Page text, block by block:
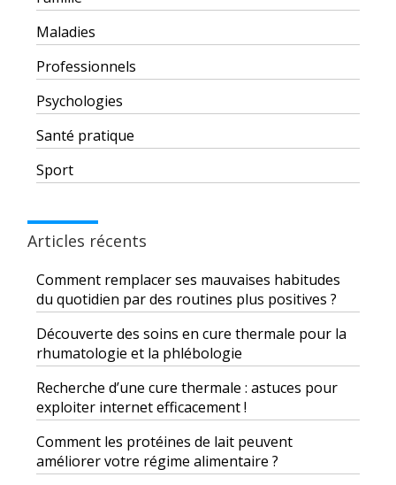
Maladies
Professionnels
Psychologies
Santé pratique
Sport
Articles récents
Comment remplacer ses mauvaises habitudes
du quotidien par des routines plus positives ?
Découverte des soins en cure thermale pour la
rhumatologie et la phlébologie
Recherche d’une cure thermale : astuces pour
exploiter internet efficacement !
Comment les protéines de lait peuvent
améliorer votre régime alimentaire ?